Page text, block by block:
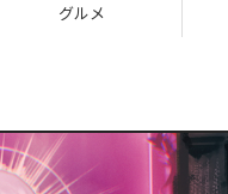
グルメ